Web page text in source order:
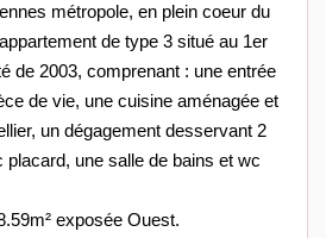
métropole, en plein coeur du
de type 3 situé au 1er
de 2003, comprenant : une entrée
de vie, une cuisine aménagée et
un dégagement desservant 2
une salle de bains et wc
exposée Ouest.